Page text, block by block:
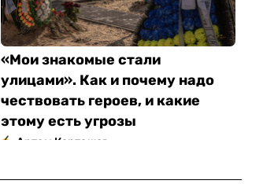
«Мои знакомые стали
улицами». Как и почему надо
чествовать героев, и какие
этому есть угрозы
Артем Карташов